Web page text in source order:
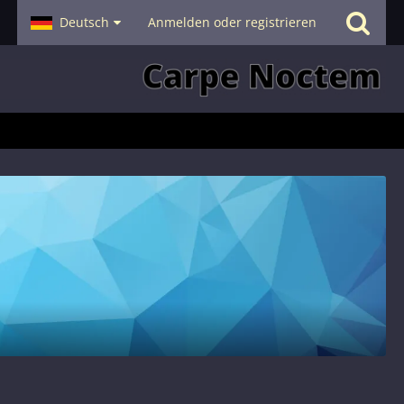
Hilfe
Deutsch Anmelden oder registrieren